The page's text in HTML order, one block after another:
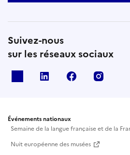
Suivez-nous
sur les réseaux sociaux
Linkedin Facebook
Événements nationaux
Semaine de la langue française et de la
Nuit européenne des musées